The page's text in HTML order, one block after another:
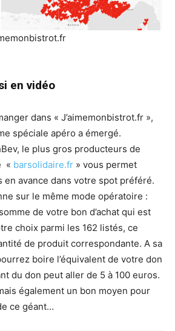
en vidéo
dans « J’aimemonbistrot.fr »,
spéciale apéro a émergé.
le plus gros producteurs de
« barsolidaire.fr » vous permet
en avance dans votre spot préféré.
sur le même mode opératoire :
de votre bon d’achat qui est
choix parmi les 162 listés, ce
de produit correspondante. A sa
boire l’équivalent de votre don
du don peut aller de 5 à 100 euros.
également un bon moyen pour
ce géant…